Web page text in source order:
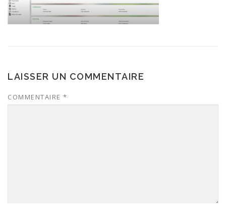
LAISSER UN COMMENTAIRE
COMMENTAIRE *